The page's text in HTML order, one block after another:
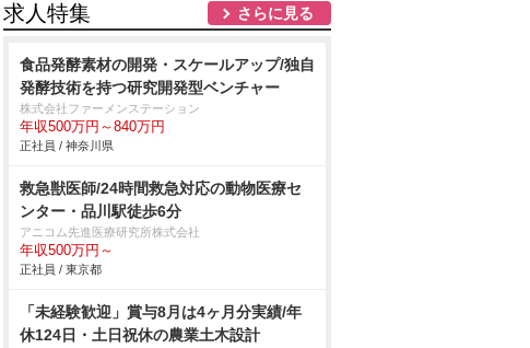
求人特集 さらに見る
食品発酵素材の開発・スケールアップ/独自
発酵技術を持つ研究開発型ベンチャー
株式会社ファーメンステーション
年収500万円～840万円
正社員 / 神奈川県
救急獣医師/24時間救急対応の動物医療セ
ンター・品川駅徒歩6分
アニコム先進医療研究所株式会社
年収500万円～
正社員 / 東京都
「未経験歓迎」賞与8月は4ヶ月分実績/年
休124日・土日祝休の農業土木設計